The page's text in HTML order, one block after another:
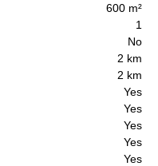
600 m²
1
No
2 km
2 km
Yes
Yes
Yes
Yes
Yes